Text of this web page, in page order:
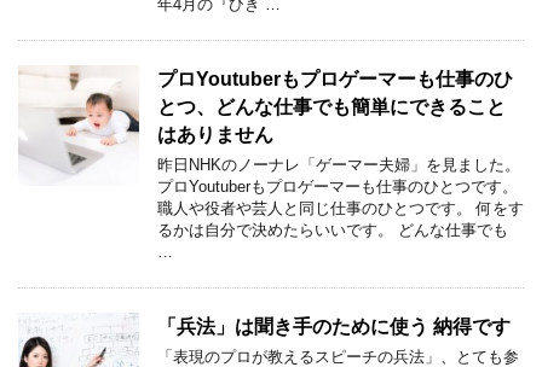
年4月の『ひき …
プロYoutuberもプロゲーマーも仕事のひ
とつ、どんな仕事でも簡単にできること
はありません
昨日NHKのノーナレ「ゲーマー夫婦」を見ました。
プロYoutuberもプロゲーマーも仕事のひとつです。
職人や役者や芸人と同じ仕事のひとつです。 何をす
るかは自分で決めたらいいです。 どんな仕事でも
「兵法」は聞き手のために使う 納得です
「表現のプロが教えるスピーチの兵法」、とても参